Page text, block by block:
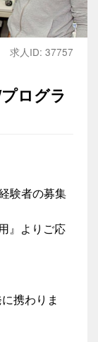
求人ID: 37757
ログラ
験者の募集
』よりご応
携わりま